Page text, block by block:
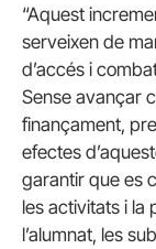
“Aquest
serveixen de
d’accés i
Sense avançar
finançament,
efectes
garantir que es
les activitats i la
l’alumnat, les